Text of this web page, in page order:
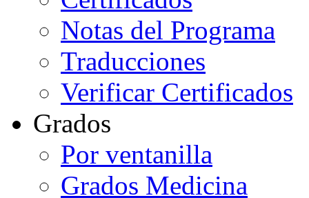
Notas del Programa
Traducciones
Verificar Certificados
Grados
Por ventanilla
Grados Medicina